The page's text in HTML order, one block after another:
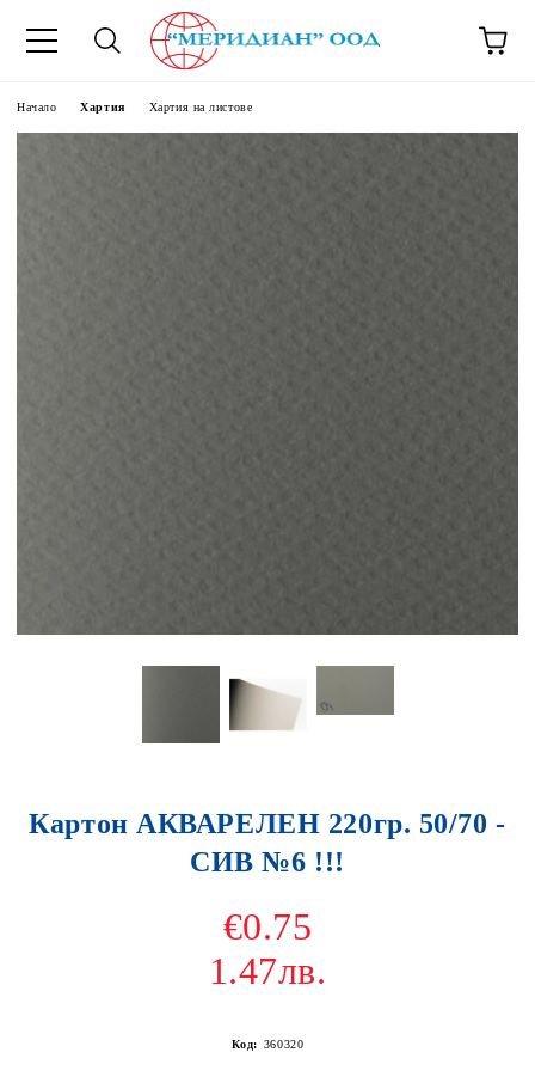
Начало Хартия Хартия на листове
Картон АКВАРЕЛЕН 220гр. 50/70 -
СИВ №6 !!!
€0.75
1.47лв.
Код: 360320